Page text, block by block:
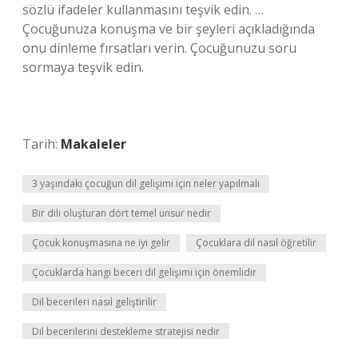
sözlü ifadeler kullanmasını teşvik edin. …
Çocuğunuza konuşma ve bir şeyleri açıkladığında
onu dinleme fırsatları verin. Çocuğunuzu soru
sormaya teşvik edin.
Tarih: Makaleler
3 yaşındaki çocuğun dil gelişimi için neler yapılmalı
Bir dili oluşturan dört temel unsur nedir
Çocuk konuşmasına ne iyi gelir Çocuklara dil nasıl öğretilir
Çocuklarda hangi beceri dil gelişimi için önemlidir
Dil becerileri nasıl geliştirilir
Dil becerilerini destekleme stratejisi nedir